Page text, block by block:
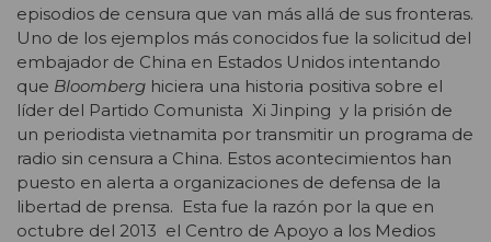
episodios de censura que van más allá de sus fronteras.
Uno de los ejemplos más conocidos fue la solicitud del
embajador de China en Estados Unidos intentando
que Bloomberg hiciera una historia positiva sobre el
líder del Partido Comunista Xi Jinping y la prisión de
un periodista vietnamita por transmitir un programa de
radio sin censura a China. Estos acontecimientos han
puesto en alerta a organizaciones de defensa de la
libertad de prensa. Esta fue la razón por la que en
octubre del 2013 el Centro de Apoyo a los Medios